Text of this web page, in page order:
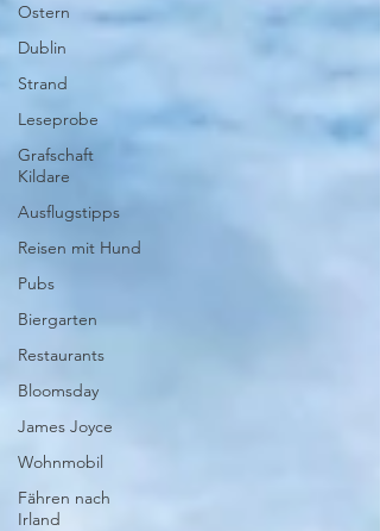
Ostern
Dublin
Strand
Leseprobe
Grafschaft
Kildare
Ausflugstipps
Reisen mit Hund
Pubs
Biergarten
Restaurants
Bloomsday
James Joyce
Wohnmobil
Fähren nach
Irland